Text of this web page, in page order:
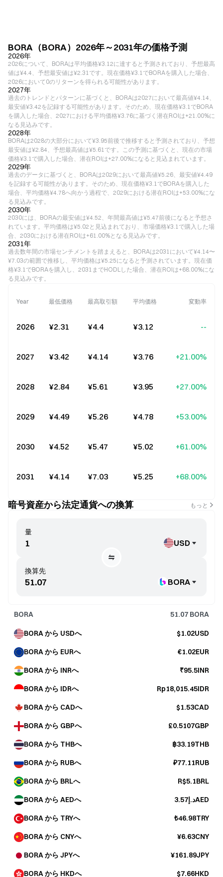
BORA（BORA）2026年～2031年の価格予測
2026年
2026について、BORAは平均価格¥3.12に達すると予測されており、予想最高
値は¥4.4、予想最安値は¥2.31です。現在価格¥3.1でBORAを購入した場合、
2026において0のリターンを得られる可能性があります。
2027年
過去のトレンドとパターンに基づくと、BORAは2027において最高値¥4.14、
最安値¥3.42を記録する可能性があります。そのため、現在価格¥3.1でBORA
を購入した場合、2027における平均価格¥3.76に基づく潜在ROIは+21.00%に
なる見込みです。
2028年
BORAは2028の大部分において¥3.95前後で推移すると予測されており、予想
最安値は¥2.84、予想最高値は¥5.61です。この予測に基づくと、現在の市場
価格¥3.1で購入した場合、潜在ROIは+27.00%になると見込まれています。
2029年
過去のデータに基づくと、BORAは2029において最高値¥5.26、最安値¥4.49
を記録する可能性があります。そのため、現在価格¥3.1でBORAを購入した
場合、平均価格¥4.78へ向かう過程で、2029における潜在ROIは+53.00%にな
る見込みです。
2030年
2030には、BORAの最安値は¥4.52、年間最高値は¥5.47前後になると予想さ
れています。平均価格は¥5.02と見込まれており、市場価格¥3.1で購入した場
合、2030における潜在ROIは+61.00%となる見込みです。
2031年
過去数年間の市場センチメントを踏まえると、BORAは2031において¥4.14〜
¥7.03の範囲で推移し、平均価格は¥5.25になると予測されています。現在価
格¥3.1でBORAを購入し、2031までHODLした場合、潜在ROIは+68.00%にな
る見込みです。
Year 最低価格 最高取引額 平均価格 変動率
2026 ¥2.31 ¥4.4 ¥3.12 --
2027 ¥3.42 ¥4.14 ¥3.76 +21.00%
2028 ¥2.84 ¥5.61 ¥3.95 +27.00%
2029 ¥4.49 ¥5.26 ¥4.78 +53.00%
2030 ¥4.52 ¥5.47 ¥5.02 +61.00%
2031 ¥4.14 ¥7.03 ¥5.25 +68.00%
暗号資産から法定通貨への換算 もっと
換算先
BORA
量
USD
BORA 51.07 BORA
BORA から USDへ $1.02USD
BORA から EURへ €1.02EUR
BORA から INRへ ₹95.5INR
BORA から IDRへ Rp18,015.45IDR
BORA から CADへ $1.53CAD
BORA から GBPへ £0.5107GBP
BORA から THBへ ฿33.19THB
BORA から RUBへ ₽77.11RUB
BORA から BRLへ R$5.1BRL
BORA から AEDへ د.إ3.57AED
BORA から TRYへ ₺46.98TRY
BORA から CNYへ ¥6.63CNY
BORA から JPYへ ¥161.89JPY
BORA から HKDへ $7.66HKD